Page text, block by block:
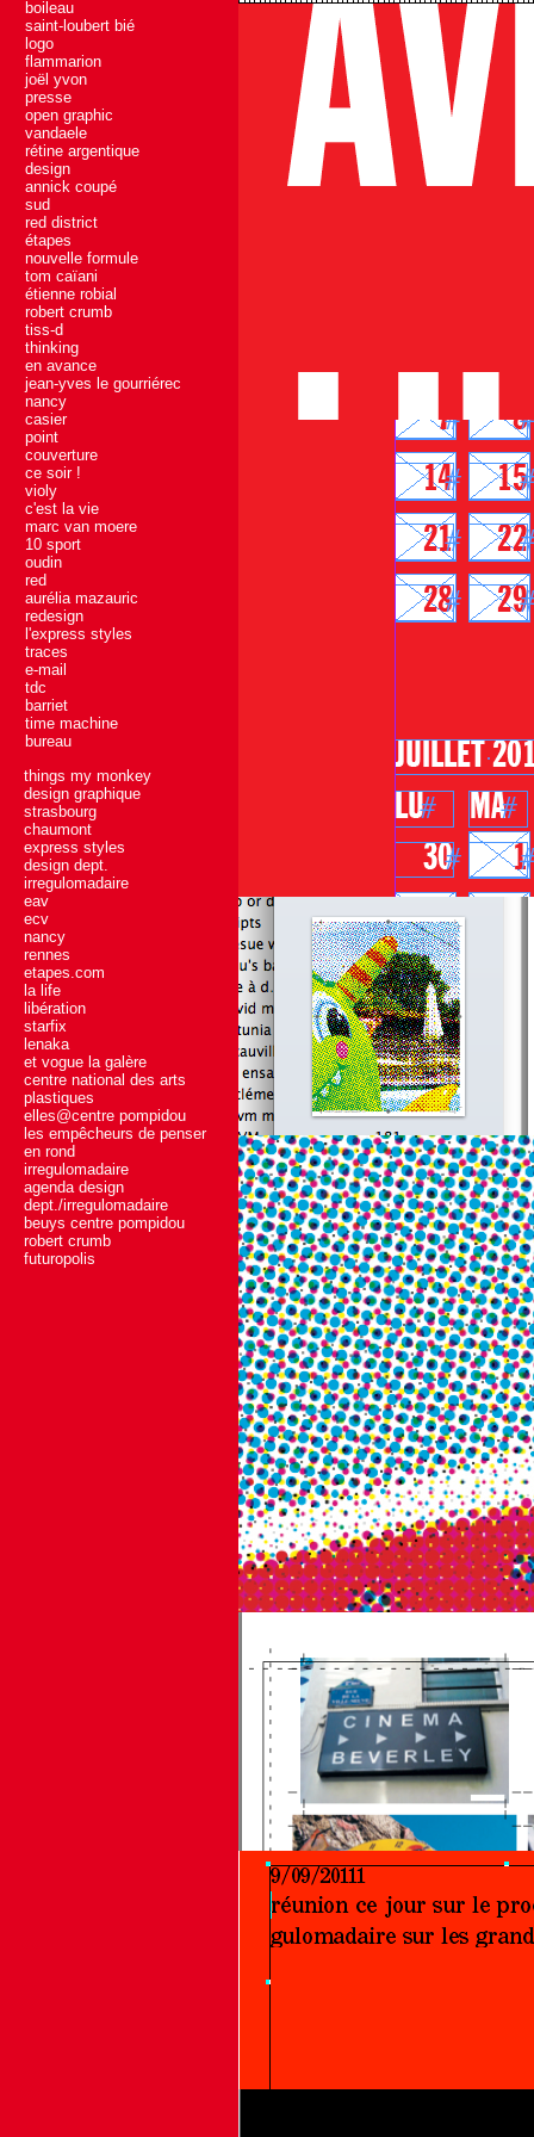
boileau
saint-loubert bié
logo
flammarion
joël yvon
presse
open graphic
vandaele
rétine argentique
design
annick coupé
sud
red district
étapes
nouvelle formule
tom caïani
étienne robial
robert crumb
tiss-d
thinking
en avance
jean-yves le gourriérec
nancy
casier
point
couverture
ce soir !
violy
c'est la vie
marc van moere
10 sport
oudin
red
aurélia mazauric
redesign
l'express styles
traces
e-mail
tdc
barriet
time machine
bureau
things my monkey
design graphique
strasbourg
chaumont
express styles
design dept.
irregulomadaire
eav
ecv
nancy
rennes
etapes.com
la life
libération
starfix
lenaka
et vogue la galère
centre national des arts
plastiques
elles@centre pompidou
les empêcheurs de penser
en rond
irregulomadaire
agenda design
dept./irregulomadaire
beuys centre pompidou
robert crumb
futuropolis